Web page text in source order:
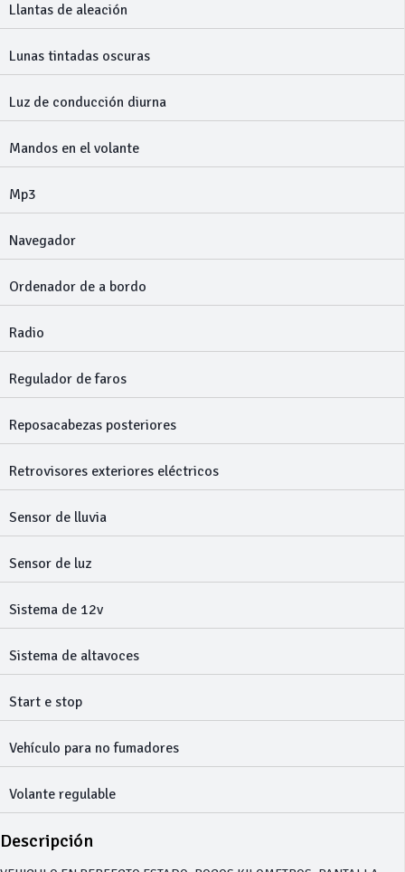
Llantas de aleación
Lunas tintadas oscuras
Luz de conducción diurna
Mandos en el volante
Mp3
Navegador
Ordenador de a bordo
Radio
Regulador de faros
Reposacabezas posteriores
Retrovisores exteriores eléctricos
Sensor de lluvia
Sensor de luz
Sistema de 12v
Sistema de altavoces
Start e stop
Vehículo para no fumadores
Volante regulable
Descripción